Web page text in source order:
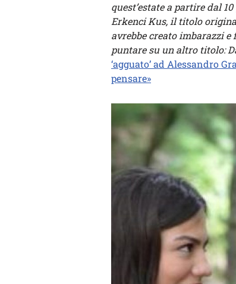
quest’estate a partire dal
Erkenci Kus, il titolo
avrebbe creato imbarazzi
puntare su un altro titolo:
‘agguato’ ad Alessandro
pensare»